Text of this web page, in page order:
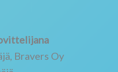
Bravers Oy